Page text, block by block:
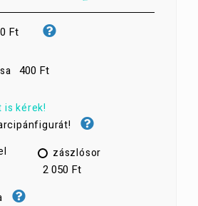
Ft
400 Ft
kérek!
zászlósor
2 050 Ft